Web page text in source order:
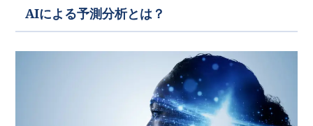
AIによる予測分析とは？